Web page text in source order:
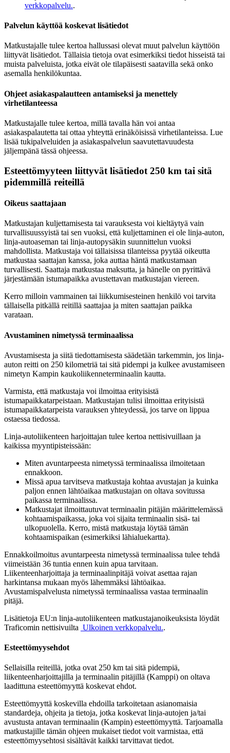
verkkopalvelu..
Palvelun käyttöä koskevat lisätiedot
Matkustajalle tulee kertoa hallussasi olevat muut palvelun käyttöön
liittyvät lisätiedot. Tällaisia tietoja ovat esimerkiksi tiedot hisseistä tai
muista palveluista, jotka eivät ole tilapäisesti saatavilla sekä onko
asemalla henkilökuntaa.
Ohjeet asiakaspalautteen antamiseksi ja menettely
virhetilanteessa
Matkustajalle tulee kertoa, millä tavalla hän voi antaa
asiakaspalautetta tai ottaa yhteyttä erinäköisissä virhetilanteissa. Lue
lisää tukipalveluiden ja asiakaspalvelun saavutettavuudesta
jäljempänä tässä ohjeessa.
Esteettömyyteen liittyvät lisätiedot 250 km tai sitä
pidemmillä reiteillä
Oikeus saattajaan
Matkustajan kuljettamisesta tai varauksesta voi kieltäytyä vain
turvallisuussyistä tai sen vuoksi, että kuljettaminen ei ole linja-auton,
linja-autoaseman tai linja-autopysäkin suunnittelun vuoksi
mahdollista. Matkustaja voi tällaisissa tilanteissa pyytää oikeutta
matkustaa saattajan kanssa, joka auttaa häntä matkustamaan
turvallisesti. Saattaja matkustaa maksutta, ja hänelle on pyrittävä
järjestämään istumapaikka avustettavan matkustajan viereen.
Kerro milloin vammainen tai liikkumisesteinen henkilö voi tarvita
tällaisella pitkällä reitillä saattajaa ja miten saattajan paikka
varataan.
Avustaminen nimetyssä terminaalissa
Avustamisesta ja siitä tiedottamisesta säädetään tarkemmin, jos linja-
auton reitti on 250 kilometriä tai sitä pidempi ja kulkee avustamiseen
nimetyn Kampin kaukoliikenneterminaalin kautta.
Varmista, että matkustaja voi ilmoittaa erityisistä
istumapaikkatarpeistaan. Matkustajan tulisi ilmoittaa erityisistä
istumapaikkatarpeista varauksen yhteydessä, jos tarve on lippua
ostaessa tiedossa.
Linja-autoliikenteen harjoittajan tulee kertoa nettisivuillaan ja
kaikissa myyntipisteissään:
Miten avuntarpeesta nimetyssä terminaalissa ilmoitetaan
ennakkoon.
Missä apua tarvitseva matkustaja kohtaa avustajan ja kuinka
paljon ennen lähtöaikaa matkustajan on oltava sovitussa
paikassa terminaalissa.
Matkustajat ilmoittautuvat terminaalin pitäjän määrittelemässä
kohtaamispaikassa, joka voi sijaita terminaalin sisä- tai
ulkopuolella. Kerro, mistä matkustaja löytää tämän
kohtaamispaikan (esimerkiksi lähialuekartta).
Ennakkoilmoitus avuntarpeesta nimetyssä terminaalissa tulee tehdä
viimeistään 36 tuntia ennen kuin apua tarvitaan.
Liikenteenharjoittaja ja terminaalinpitäjä voivat asettaa rajan
harkintansa mukaan myös lähemmäksi lähtöaikaa.
Avustamispalvelusta nimetyssä terminaalissa vastaa terminaalin
pitäjä.
Lisätietoja EU:n linja-autoliikenteen matkustajanoikeuksista löydät
Traficomin nettisivuilta Ulkoinen verkkopalvelu..
Esteettömyysehdot
Sellaisilla reiteillä, jotka ovat 250 km tai sitä pidempiä,
liikenteenharjoittajilla ja terminaalin pitäjillä (Kamppi) on oltava
laadittuna esteettömyyttä koskevat ehdot.
Esteettömyyttä koskevilla ehdoilla tarkoitetaan asianomaisia
standardeja, ohjeita ja tietoja, jotka koskevat linja-autojen ja/tai
avustusta antavan terminaalin (Kampin) esteettömyyttä. Tarjoamalla
matkustajille tämän ohjeen mukaiset tiedot voit varmistaa, että
esteettömyysehtosi sisältävät kaikki tarvittavat tiedot.